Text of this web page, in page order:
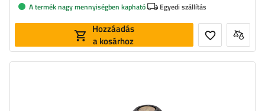
A termék nagy mennyiségben kapható Egyedi szállítás
Hozzáadás
a kosárhoz